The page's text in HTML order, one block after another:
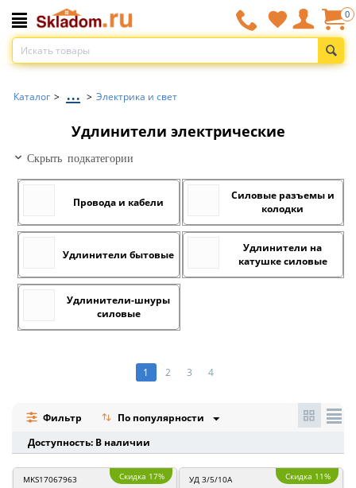
0
Каталог > ... > Электрика и свет
Удлинители электрические
Скрыть подкатегории
Провода и кабели
Силовые разъемы и
колодки
Удлинители бытовые
Удлинители на
катушке силовые
Удлинители-шнуры
силовые
1 2 3 4
Фильтр
По популярности
Доступность: В наличии
MKS17067963 Скидка 17% УД 3/5/10А Скидка 11%